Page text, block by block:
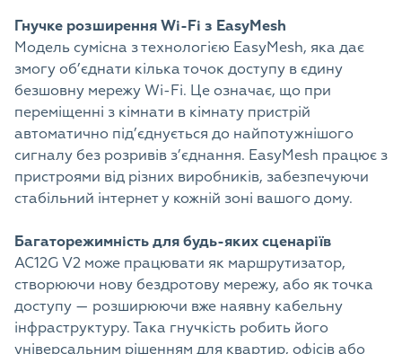
Гнучке розширення Wi-Fi з EasyMesh
Модель сумісна з технологією EasyMesh, яка дає
змогу об’єднати кілька точок доступу в єдину
безшовну мережу Wi-Fi. Це означає, що при
переміщенні з кімнати в кімнату пристрій
автоматично під’єднується до найпотужнішого
сигналу без розривів з’єднання. EasyMesh працює з
пристроями від різних виробників, забезпечуючи
стабільний інтернет у кожній зоні вашого дому.
Багаторежимність для будь-яких сценаріїв
AC12G V2 може працювати як маршрутизатор,
створюючи нову бездротову мережу, або як точка
доступу — розширюючи вже наявну кабельну
інфраструктуру. Така гнучкість робить його
універсальним рішенням для квартир, офісів або